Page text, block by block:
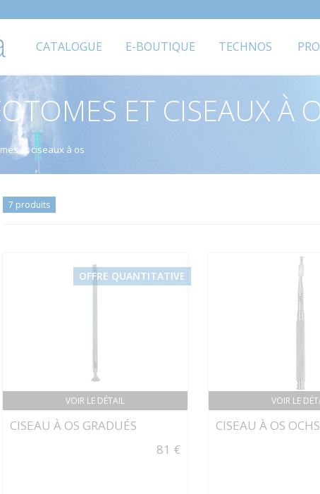
CATALOGUE E-BOUTIQUE TECHNOS
ET CISEAUX À
et ciseaux à os
7 produits
VOIR LE DÉTAIL
OFFRE QUANTITATIVE
CISEAU À OS GRADUÉS
81 €
VOIR LE
CISEAU À OS